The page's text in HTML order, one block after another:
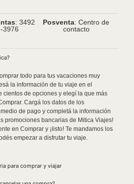
: 3492
3976
Posventa: Centro de
contacto
todo para tus vacaciones muy
la información de tu viaje en el
cientos de opciones y elegí la que más
Cargá los datos de los
de pago y completá la información
promociones bancarias de Mitica Viajes!
en Comprar y ¡listo! Te mandamos los
empezar a disfrutar tu viaje.
para comprar y viajar